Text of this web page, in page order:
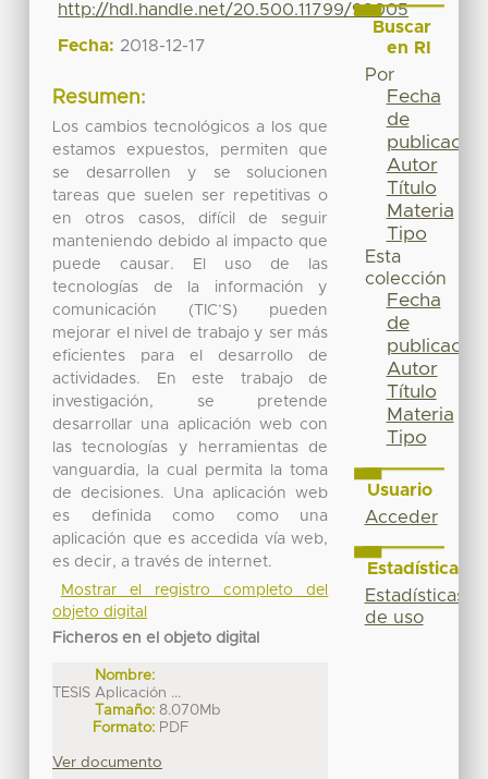
http://hdl.handle.net/20.500.11799/99005
Fecha: 2018-12-17
Resumen:
Los cambios tecnológicos a los que
estamos expuestos, permiten que
se desarrollen y se solucionen
tareas que suelen ser repetitivas o
en otros casos, difícil de seguir
manteniendo debido al impacto que
puede causar. El uso de las
tecnologías de la información y
comunicación (TIC’S) pueden
mejorar el nivel de trabajo y ser más
eficientes para el desarrollo de
actividades. En este trabajo de
investigación, se pretende
desarrollar una aplicación web con
las tecnologías y herramientas de
vanguardia, la cual permita la toma
de decisiones. Una aplicación web
es definida como como una
aplicación que es accedida vía web,
es decir, a través de internet.
Mostrar el registro completo del
objeto digital
Ficheros en el objeto digital
Nombre:
TESIS Aplicación ...
Tamaño: 8.070Mb
Formato: PDF
Ver documento
Buscar
en RI
Por
Fecha
de
publicación
Autor
Título
Materia
Tipo
Esta
colección
Fecha
de
publicación
Autor
Título
Materia
Tipo
Usuario
Acceder
Estadísticas
Estadísticas
de uso